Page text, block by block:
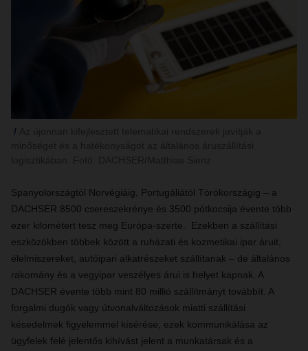
Spanyolországtól Norvégiáig, Portugáliától Törökországig – a
DACHSER 8500 csereszekrénye és 3500 pótkocsija évente több
ezer kilométert tesz meg Európa-szerte. Ezekben a szállítási
eszközökben többek között a ruházati és kozmetikai ipar áruit,
élelmiszereket, autóipari alkatrészeket szállítanak – de általános
rakomány és a vegyipar veszélyes árui is helyet kapnak. A
DACHSER évente több mint 80 millió szállítmányt továbbít. A
forgalmi dugók vagy útvonalváltozások miatti szállítási
késedelmek figyelemmel kísérése, ezek kommunikálása az
ügyfelek felé jelentős kihívást jelent a munkatársak és a